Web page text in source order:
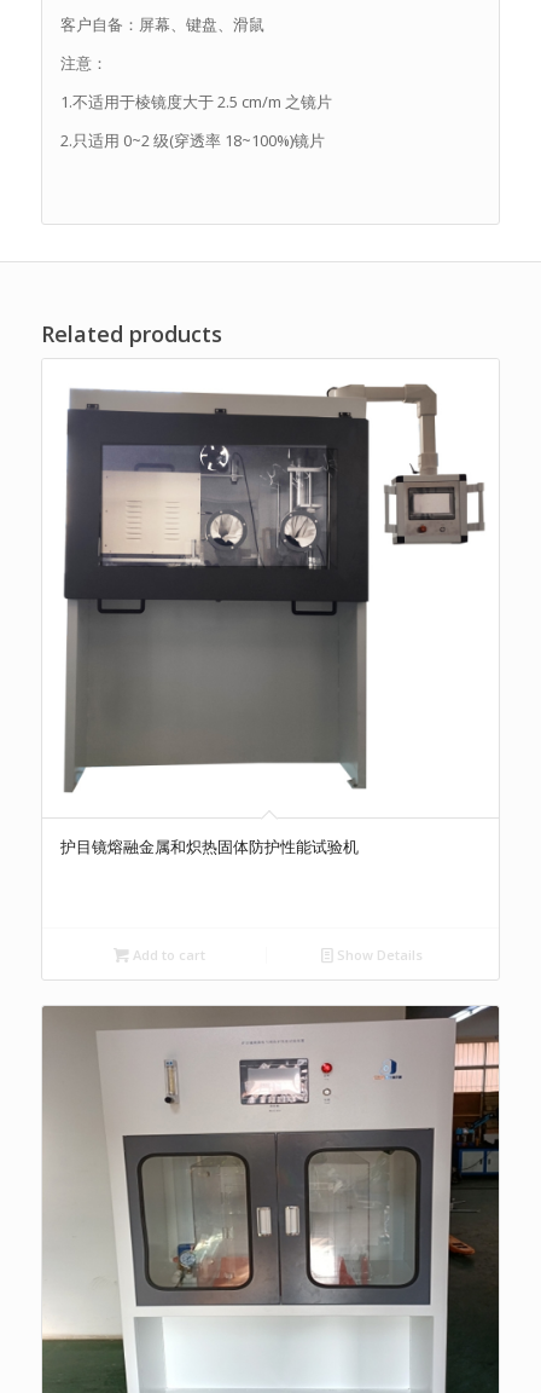
客户自备：屏幕、键盘、滑鼠
注意：
1.不适用于棱镜度大于 2.5 cm/m 之镜片
2.只适用 0~2 级(穿透率 18~100%)镜片
Related products
护目镜熔融金属和炽热固体防护性能试验机
Add to cart Show Details